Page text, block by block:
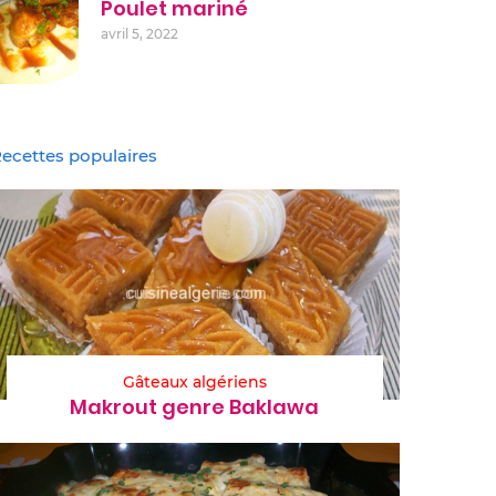
Poulet mariné
avril 5, 2022
populaires
Gâteaux algériens
Makrout genre Baklawa